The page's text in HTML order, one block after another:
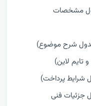
مشخصات
جزئیات فنی